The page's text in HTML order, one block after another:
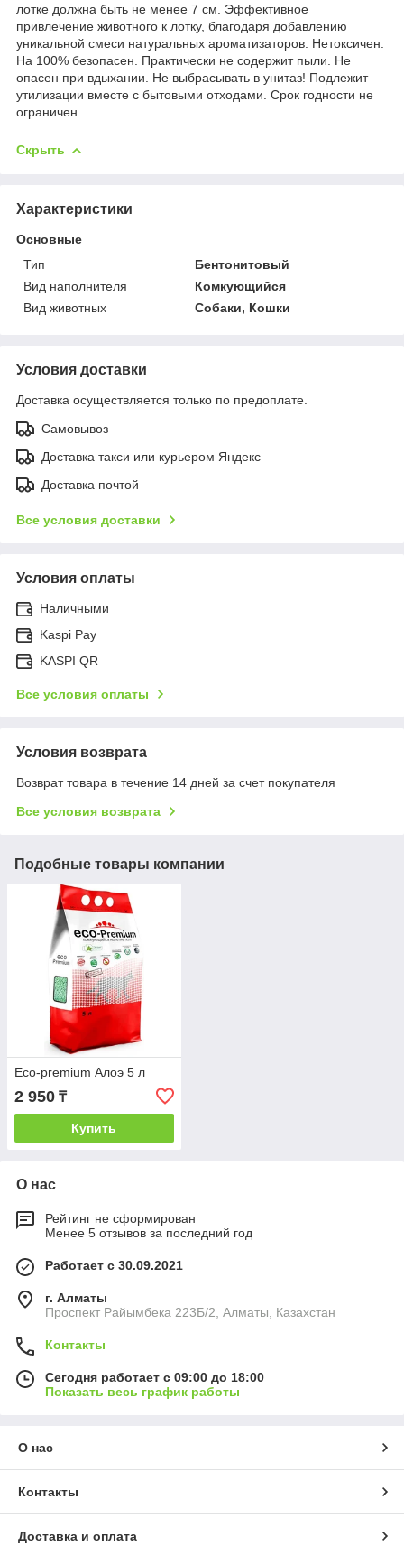
лотке должна быть не менее 7 см. Эффективное
привлечение животного к лотку, благодаря добавлению
уникальной смеси натуральных ароматизаторов. Нетоксичен.
На 100% безопасен. Практически не содержит пыли. Не
опасен при вдыхании. Не выбрасывать в унитаз! Подлежит
утилизации вместе с бытовыми отходами. Срок годности не
ограничен.
Скрыть
Характеристики
Основные
Тип
Бентонитовый
Вид наполнителя
Комкующийся
Вид животных
Собаки, Кошки
Условия доставки
Доставка осуществляется только по предоплате.
Самовывоз
Доставка такси или курьером Яндекс
Доставка почтой
Все условия доставки
Условия оплаты
Наличными
Kaspi Pay
KASPI QR
Все условия оплаты
Условия возврата
Возврат товара в течение 14 дней за счет покупателя
Все условия возврата
Подобные товары компании
Eco-premium Алоэ 5 л
2 950 ₸
Купить
О нас
Рейтинг не сформирован
Менее 5 отзывов за последний год
Работает с 30.09.2021
г. Алматы
Проспект Райымбека 223Б/2, Алматы, Казахстан
Контакты
Сегодня работает с 09:00 до 18:00
Показать весь график работы
О нас
Контакты
Доставка и оплата